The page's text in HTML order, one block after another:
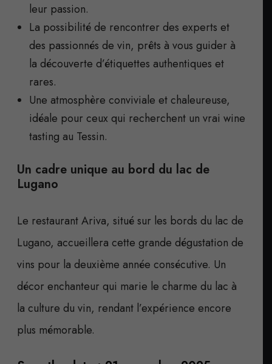
leur passion.
La possibilité de rencontrer des experts et
des passionnés de vin, prêts à vous guider à
la découverte d’étiquettes authentiques et
rares.
Une atmosphère conviviale et chaleureuse,
idéale pour ceux qui recherchent un vrai wine
tasting au Tessin.
Un cadre unique au bord du lac de
Lugano
Le restaurant Ariva, situé sur les bords du lac de
Lugano, accueillera cette grande dégustation de
vins pour la deuxième année consécutive. Un
décor enchanteur qui marie le charme du lac à
la culture du vin, rendant l’expérience encore
plus mémorable.